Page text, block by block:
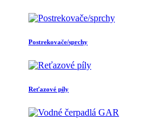
Postrekovače/sprchy
Reťazové píly